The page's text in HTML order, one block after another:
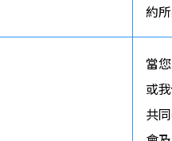
約
當
或
共